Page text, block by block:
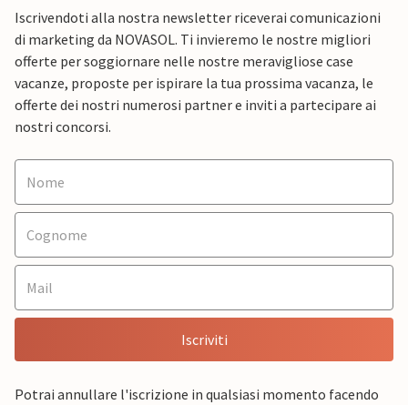
Iscrivendoti alla nostra newsletter riceverai comunicazioni
di marketing da NOVASOL. Ti invieremo le nostre migliori
offerte per soggiornare nelle nostre meravigliose case
vacanze, proposte per ispirare la tua prossima vacanza, le
offerte dei nostri numerosi partner e inviti a partecipare ai
nostri concorsi.
Iscriviti
Potrai annullare l'iscrizione in qualsiasi momento facendo